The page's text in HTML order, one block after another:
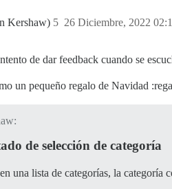
Kershaw) 26 Diciembre, 2022
5
de dar feedback cuando se
un pequeño regalo de Navidad
de selección de categoría
una lista de categorías, la categoría